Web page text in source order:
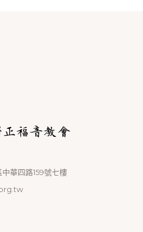
華四路159號七樓